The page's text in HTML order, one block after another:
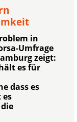
in
Umfrage
zeigt:
es für
dass es
es